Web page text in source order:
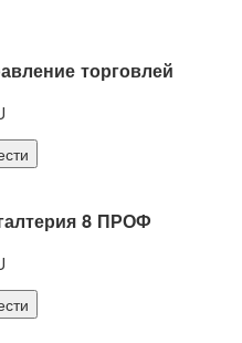
торговлей
8 ПРОФ